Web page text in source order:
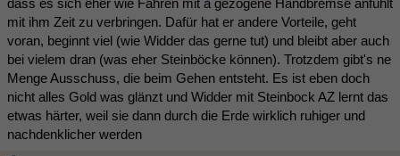
mit ihm Zeit zu verbringen. Dafür hat er andere Vorteile, geht
voran, beginnt viel (wie Widder das gerne tut) und bleibt aber auch
bei vielem dran (was eher Steinböcke können). Trotzdem gibt's ne
Menge Ausschuss, die beim Gehen entsteht. Es ist eben doch
nicht alles Gold was glänzt und Widder mit Steinbock AZ lernt das
etwas härter, weil sie dann durch die Erde wirklich ruhiger und
nachdenklicher werden